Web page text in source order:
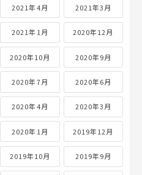
2021年4月 2021年3月
2021年1月 2020年12月
2020年10月 2020年9月
2020年7月 2020年6月
2020年4月 2020年3月
2020年1月 2019年12月
2019年10月 2019年9月